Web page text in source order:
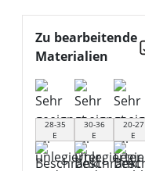
Zu bearbeitende
Materialien
28-35
E
30-36
E
20-27
E